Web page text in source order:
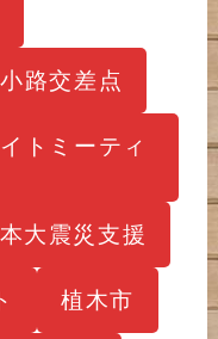
路交差点
トミーティ
大震災支援
植木市